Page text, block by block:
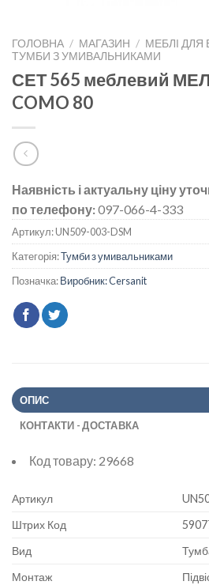
ГОЛОВНА / МАГАЗИН / МЕБЛІ ДЛЯ
ТУМБИ З УМИВАЛЬНИКАМИ
СЕТ 565 меблевий
COMO 80
Наявність і актуальну ціну
по телефону:097-066-4-333
Артикул:UN509-003-DSM
Категорія:Тумби з умивальниками
Позначка:Виробник: Cersanit
ОПИС
КОНТАКТИ - ДОСТАВКА
Код товару: 29668
Артикул
Штрих Код
Вид
Монтаж